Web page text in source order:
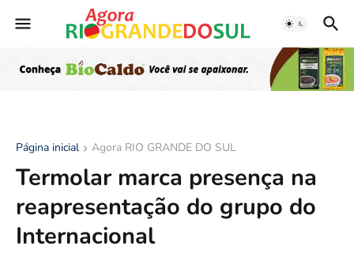
Página inicial Agora RIO GRANDE DO SUL
Termolar marca presença na
reapresentação do grupo do
Internacional